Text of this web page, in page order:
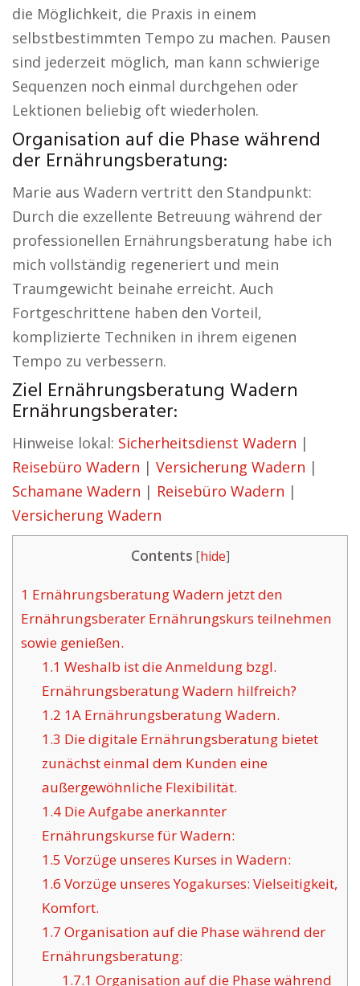
die Möglichkeit, die Praxis in einem
selbstbestimmten Tempo zu machen. Pausen
sind jederzeit möglich, man kann schwierige
Sequenzen noch einmal durchgehen oder
Lektionen beliebig oft wiederholen.
Organisation auf die Phase während
der Ernährungsberatung:
Marie aus Wadern vertritt den Standpunkt:
Durch die exzellente Betreuung während der
professionellen Ernährungsberatung habe ich
mich vollständig regeneriert und mein
Traumgewicht beinahe erreicht. Auch
Fortgeschrittene haben den Vorteil,
komplizierte Techniken in ihrem eigenen
Tempo zu verbessern.
Ziel Ernährungsberatung Wadern
Ernährungsberater:
Hinweise lokal: Sicherheitsdienst Wadern |
Reisebüro Wadern | Versicherung Wadern |
Schamane Wadern | Reisebüro Wadern |
Versicherung Wadern
Contents [hide]
1 Ernährungsberatung Wadern jetzt den
Ernährungsberater Ernährungskurs teilnehmen
sowie genießen.
1.1 Weshalb ist die Anmeldung bzgl.
Ernährungsberatung Wadern hilfreich?
1.2 1A Ernährungsberatung Wadern.
1.3 Die digitale Ernährungsberatung bietet
zunächst einmal dem Kunden eine
außergewöhnliche Flexibilität.
1.4Die Aufgabe anerkannter
Ernährungskurse für Wadern:
1.5 Vorzüge unseres Kurses in Wadern:
1.6 Vorzüge unseres Yogakurses: Vielseitigkeit,
Komfort.
1.7 Organisation auf die Phase während der
Ernährungsberatung:
1.7.1 Organisation auf die Phase während